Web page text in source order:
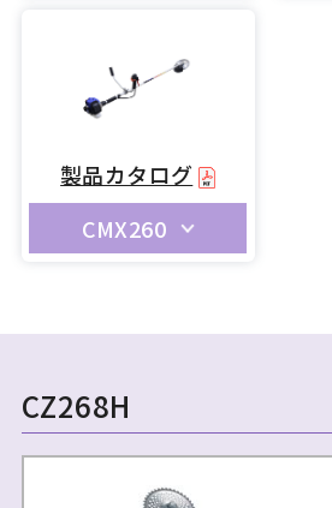
製品カタログ
CMX260
CZ268H